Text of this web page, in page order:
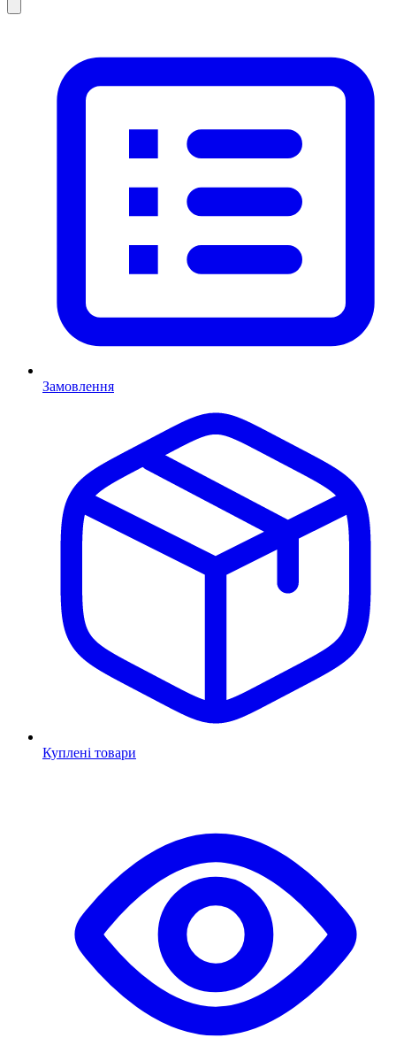
Замовлення
Куплені товари